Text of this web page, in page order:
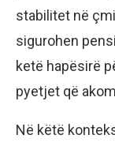
stabilitet në
sigurohen
ketë hapësirë
pyetjet që
Në këtë